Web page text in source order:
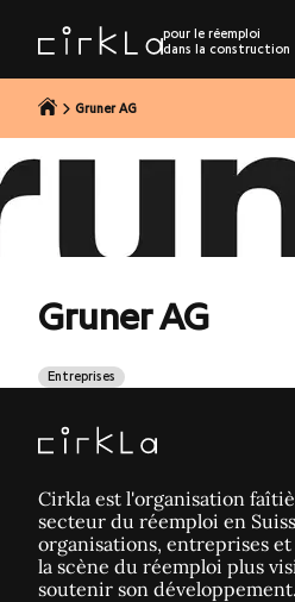
contenu
pour le réemploi
dans la construction
Gruner AG
Gruner AG
Entreprises
Cirkla est l'organisation
secteur du réemploi en
organisations, entreprises
la scène du réemploi plus
soutenir son développement.